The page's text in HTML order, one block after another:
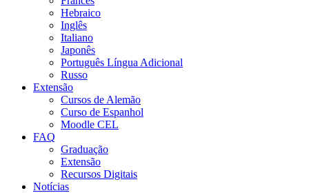
Hebraico
Inglês
Italiano
Japonês
Português Língua Adicional
Russo
Extensão
Cursos de Alemão
Curso de Espanhol
Moodle CEL
FAQ
Graduação
Extensão
Recursos Digitais
Notícias